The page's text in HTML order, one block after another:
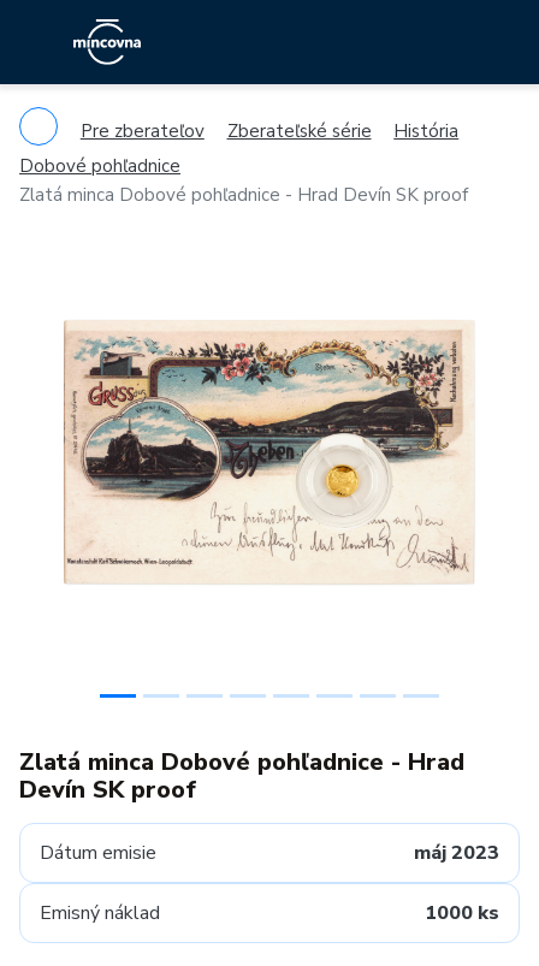
Pre zberateľov Zberateľské série
História
Dobové pohľadnice
Zlatá minca Dobové pohľadnice - Hrad Devín SK proof
Previous
Zlatá minca Dobové pohľadnice - Hrad
Devín SK proof
Dátum emisie máj 2023
Emisný náklad 1000 ks